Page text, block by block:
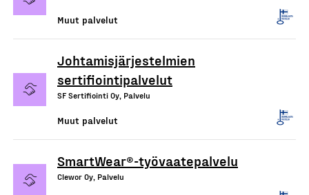
Muut palvelut
Johtamisjärjestelmien
sertifiointipalvelut
SF Sertifiointi Oy, Palvelu
Muut palvelut
SmartWear®-työvaatepalvelu
Clewor Oy, Palvelu